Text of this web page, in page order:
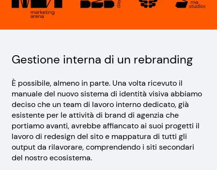
Gestione interna di un rebranding
È possibile, almeno in parte. Una volta ricevuto il
manuale del nuovo sistema di identità visiva abbiamo
deciso che un team di lavoro interno dedicato, già
esistente per le attività di brand di agenzia che
portiamo avanti, avrebbe affiancato ai suoi progetti il
lavoro di redesign del sito e mappatura di tutti gli
output da rilavorare, comprendendo i siti secondari
del nostro ecosistema.